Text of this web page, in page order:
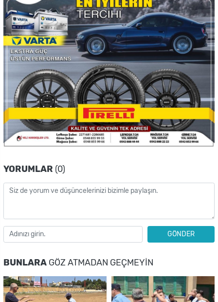
YORUMLAR (0)
GÖNDER
BUNLARA GÖZ ATMADAN GEÇMEYIN